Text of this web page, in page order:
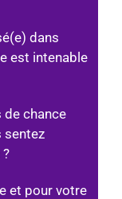
dans
est intenable
de chance
sentez
et pour votre